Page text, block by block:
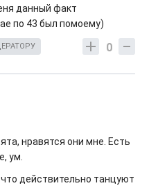
данный факт
по 43 был помоему)
0
нравятся они мне. Есть
ум.
действительно танцуют